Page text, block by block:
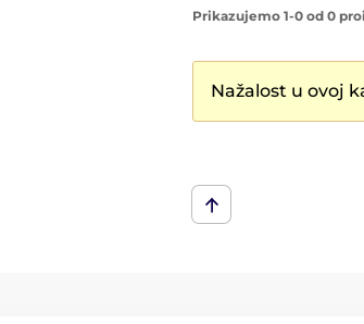
Prikazujemo 1-0 od 0
Nažalost u ovoj